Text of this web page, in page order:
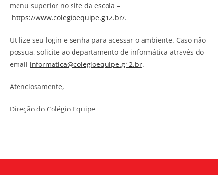
menu superior no site da escola –
https://www.colegioequipe.g12.br/.
Utilize seu login e senha para acessar o ambiente. Caso não
possua, solicite ao departamento de informática através do
email informatica@colegioequipe.g12.br.
Atenciosamente,
Direção do Colégio Equipe